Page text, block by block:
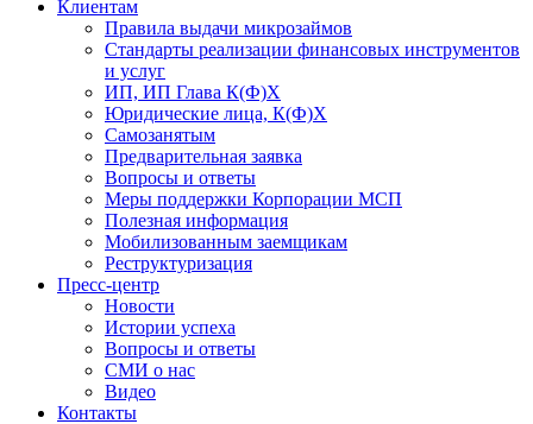
Клиентам
Правила выдачи микрозаймов
Стандарты реализации финансовых инструментов
и услуг
ИП, ИП Глава К(Ф)Х
Юридические лица, К(Ф)Х
Самозанятым
Предварительная заявка
Вопросы и ответы
Меры поддержки Корпорации МСП
Полезная информация
Мобилизованным заемщикам
Реструктуризация
Пресс-центр
Новости
Истории успеха
Вопросы и ответы
СМИ о нас
Видео
Контакты